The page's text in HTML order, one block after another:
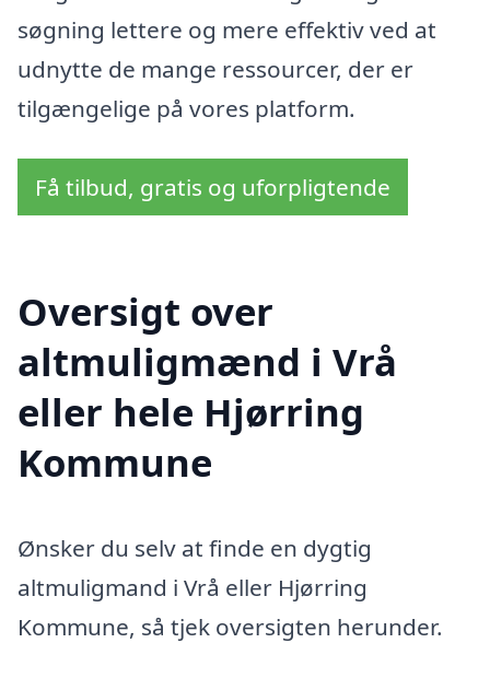
søgning lettere og mere effektiv ved at
udnytte de mange ressourcer, der er
tilgængelige på vores platform.
Få tilbud, gratis og uforpligtende
Oversigt over
altmuligmænd i Vrå
eller hele Hjørring
Kommune
Ønsker du selv at finde en dygtig
altmuligmand i Vrå eller Hjørring
Kommune, så tjek oversigten herunder.